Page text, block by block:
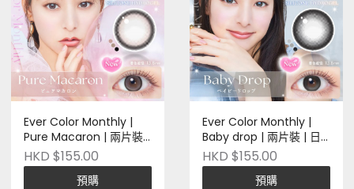
Ever Color Monthly |
Pure Macaron | 兩片裝 |
日本品牌 | 矽水凝膠 |
Pre-order
HKD $155.00
預購
Ever Color Monthly |
Baby drop | 兩片裝 | 日
本品牌 | 矽水凝膠 | Pre-
order
HKD $155.00
預購